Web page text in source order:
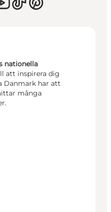
nationella
att inspirera dig
Danmark har att
många